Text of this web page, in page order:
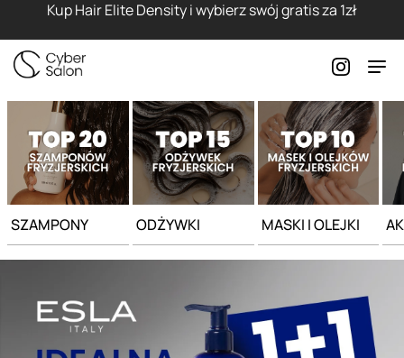
Kup Hair Elite Density i wybierz swój gratis za 1zł
SZAMPONY ODŻYWKI MASKI I OLEJKI
Strona główna - Cyber Salon